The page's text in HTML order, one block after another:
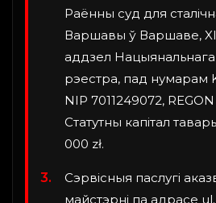
Раённы суд для
Варшавы ў Варшаве,
аддзел
рэестра, пад нумарам
NIP 7011249072,
Статутны капітал
000 zł.
Сэрвісныя паслугі
майстэрні па адрасе